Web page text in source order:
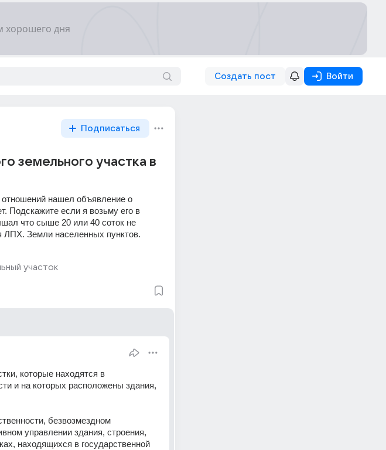
Создать пост Войти
Подписаться
земельного участка в
нашел объявление о
Подскажите если я возьму его в
что сыше 20 или 40 соток не
Земли населенных пунктов.
участок
которые находятся в
и на которых расположены здания,
безвозмездном
управлении здания, строения,
находящихся в государственной